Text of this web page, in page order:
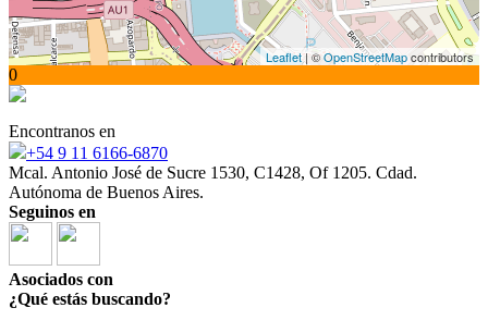
Leaflet| ©OpenStreetMapcontributors
0
Encontranos en
+54 9 11 6166-6870
Mcal. Antonio José de Sucre 1530, C1428, Of 1205. Cdad.
Autónoma de Buenos Aires.
Seguinos en
Asociados con
¿Qué estás buscando?